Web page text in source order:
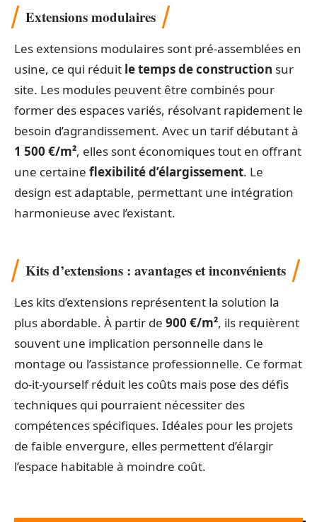
Extensions modulaires
Les extensions modulaires sont pré-assemblées en
usine, ce qui réduit le temps de construction sur
site. Les modules peuvent être combinés pour
former des espaces variés, résolvant rapidement le
besoin d’agrandissement. Avec un tarif débutant à
1 500 €/m², elles sont économiques tout en offrant
une certaine flexibilité d’élargissement. Le
design est adaptable, permettant une intégration
harmonieuse avec l’existant.
Kits d’extensions : avantages et inconvénients
Les kits d’extensions représentent la solution la
plus abordable. À partir de 900 €/m², ils requièrent
souvent une implication personnelle dans le
montage ou l’assistance professionnelle. Ce format
do-it-yourself réduit les coûts mais pose des défis
techniques qui pourraient nécessiter des
compétences spécifiques. Idéales pour les projets
de faible envergure, elles permettent d’élargir
l’espace habitable à moindre coût.